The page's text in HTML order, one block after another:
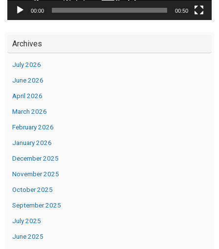
00:00 00:50
Archives
July 2026
June 2026
April 2026
March 2026
February 2026
January 2026
December 2025
November 2025
October 2025
September 2025
July 2025
June 2025